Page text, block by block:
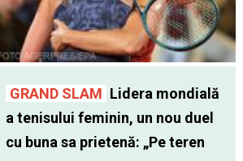
GRAND SLAM Lidera mondială
a tenisului feminin, un nou duel
cu buna sa prietenă: „Pe teren